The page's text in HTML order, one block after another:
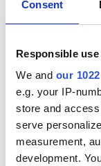
Consent
Responsible
We and our
e.g. your IP-
store and
serve
measurement,
development.
Webflow
Voir toutes